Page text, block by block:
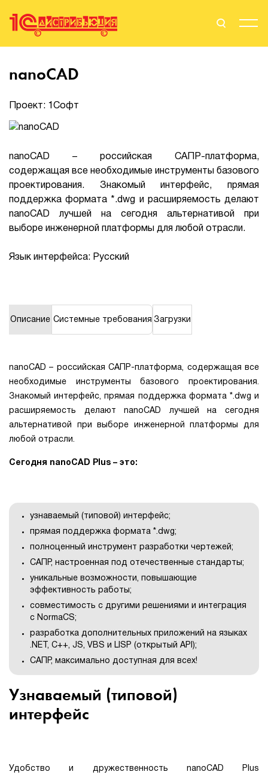
Поиск
О нас
События
Сервисы для партнеров
nanoCAD
Проект: 1Софт
nanoCAD – российская САПР-платформа,
содержащая все необходимые инструменты базового
проектирования. Знакомый интерфейс, прямая
поддержка формата *.dwg и расширяемость делают
nanoCAD лучшей на сегодня альтернативой при
выборе инженерной платформы для любой отрасли.
Язык интерфейса: Русский
Описание Системные требования Загрузки
nanoCAD – российская САПР-платформа, содержащая все
необходимые инструменты базового проектирования.
Знакомый интерфейс, прямая поддержка формата *.dwg и
расширяемость делают nanoCAD лучшей на сегодня
альтернативой при выборе инженерной платформы для
любой отрасли.
Сегодня nanoCAD Plus – это:
узнаваемый (типовой) интерфейс;
прямая поддержка формата *.dwg;
полноценный инструмент разработки чертежей;
САПР, настроенная под отечественные стандарты;
уникальные возможности, повышающие
эффективность работы;
совместимость с другими решениями и интеграция
с NormaCS;
разработка дополнительных приложений на языках
.NET, C++, JS, VBS и LISP (открытый API);
САПР, максимально доступная для всех!
Узнаваемый (типовой)
интерфейс
Удобство и дружественность nanoCAD Plus